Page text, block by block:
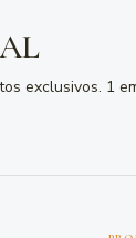
exclusivos. 1